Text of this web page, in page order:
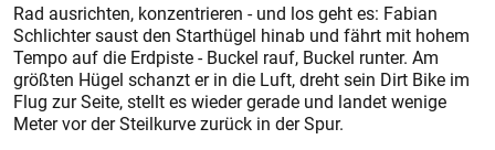
Rad ausrichten, konzentrieren - und los geht es: Fabian
Schlichter saust den Starthügel hinab und fährt mit hohem
Tempo auf die Erdpiste - Buckel rauf, Buckel runter. Am
größten Hügel schanzt er in die Luft, dreht sein Dirt Bike im
Flug zur Seite, stellt es wieder gerade und landet wenige
Meter vor der Steilkurve zurück in der Spur.